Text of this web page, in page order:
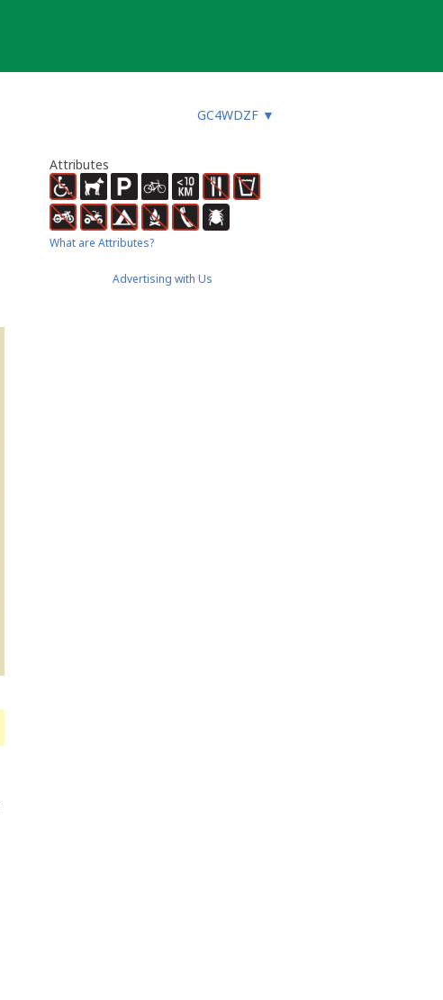
GC4WDZF ▼
Attributes
What are Attributes?
Advertising with Us